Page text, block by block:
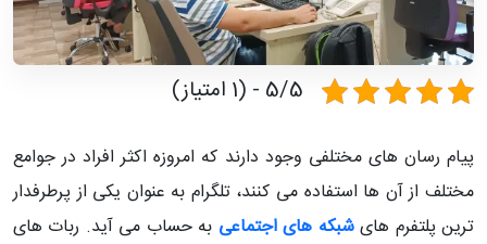
5/5 - (1 امتیاز)
پیام رسان های مختلفی وجود دارند که امروزه اکثر افراد در جوامع
مختلف از آن ها استفاده می کنند، تلگرام به عنوان یکی از پرطرفدار
ترین پلتفرم هایشبکه های اجتماعی به حساب می آید. ربات های